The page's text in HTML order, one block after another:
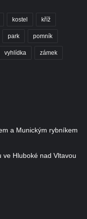
kostel kříž
park pomník
vyhlídka zámek
a Munickým rybníkem
Hluboké nad Vltavou